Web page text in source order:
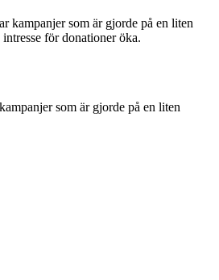
kampanjer som är gjorde på en liten
för donationer öka.
som är gjorde på en liten